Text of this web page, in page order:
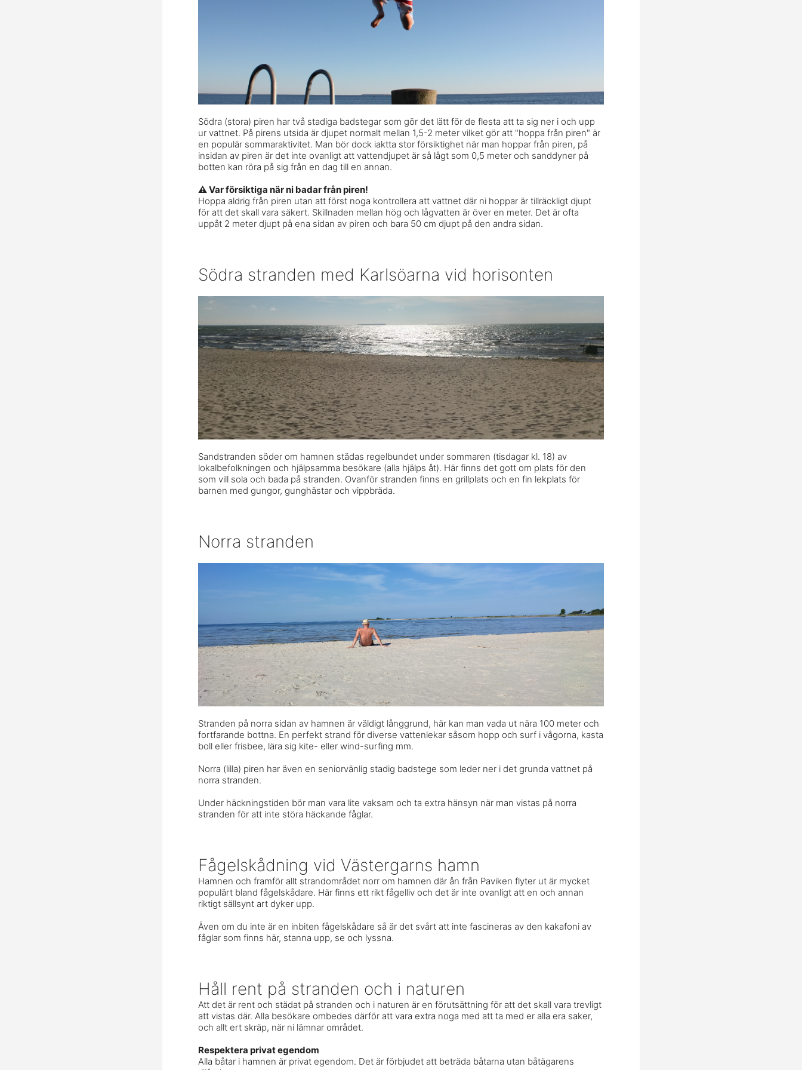
Södra (stora) piren har två stadiga badstegar som gör det lätt för de flesta att ta sig ner i och upp
ur vattnet. På pirens utsida är djupet normalt mellan 1,5-2 meter vilket gör att "hoppa från piren" är
en populär sommaraktivitet. Man bör dock iaktta stor försiktighet när man hoppar från piren, på
insidan av piren är det inte ovanligt att vattendjupet är så lågt som 0,5 meter och sanddyner på
botten kan röra på sig från en dag till en annan.
⚠️ Var försiktiga när ni badar från piren!
Hoppa aldrig från piren utan att först noga kontrollera att vattnet där ni hoppar är tillräckligt djupt
för att det skall vara säkert. Skillnaden mellan hög och lågvatten är över en meter. Det är ofta
uppåt 2 meter djupt på ena sidan av piren och bara 50 cm djupt på den andra sidan.
Södra stranden med Karlsöarna vid horisonten
Sandstranden söder om hamnen städas regelbundet under sommaren (tisdagar kl. 18) av
lokalbefolkningen och hjälpsamma besökare (alla hjälps åt). Här finns det gott om plats för den
som vill sola och bada på stranden. Ovanför stranden finns en grillplats och en fin lekplats för
barnen med gungor, gunghästar och vippbräda.
Norra stranden
Stranden på norra sidan av hamnen är väldigt långgrund, här kan man vada ut nära 100 meter och
fortfarande bottna. En perfekt strand för diverse vattenlekar såsom hopp och surf i vågorna, kasta
boll eller frisbee, lära sig kite- eller wind-surfing mm.
Norra (lilla) piren har även en seniorvänlig stadig badstege som leder ner i det grunda vattnet på
norra stranden.
Under häckningstiden bör man vara lite vaksam och ta extra hänsyn när man vistas på norra
stranden för att inte störa häckande fåglar.
Fågelskådning vid Västergarns hamn
Hamnen och framför allt strandområdet norr om hamnen där ån från Paviken flyter ut är mycket
populärt bland fågelskådare. Här finns ett rikt fågelliv och det är inte ovanligt att en och annan
riktigt sällsynt art dyker upp.
Även om du inte är en inbiten fågelskådare så är det svårt att inte fascineras av den kakafoni av
fåglar som finns här, stanna upp, se och lyssna.
Håll rent på stranden och i naturen
Att det är rent och städat på stranden och i naturen är en förutsättning för att det skall vara trevligt
att vistas där. Alla besökare ombedes därför att vara extra noga med att ta med er alla era saker,
och allt ert skräp, när ni lämnar området.
Respektera privat egendom
Alla båtar i hamnen är privat egendom. Det är förbjudet att beträda båtarna utan båtägarens